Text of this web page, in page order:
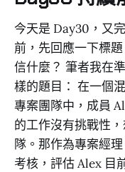
今天是 Day30，又
前，先回應一下標
信什麼？ 筆者我在
樣的題目： 在一個
專案團隊中，成員
的工作沒有挑戰性
隊。那作為專案經
考核，評估 Alex 目